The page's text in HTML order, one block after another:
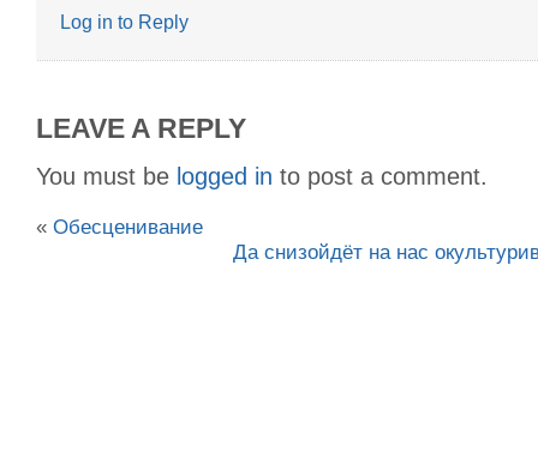
Log in to Reply
LEAVE A REPLY
You must be logged in to post a comment.
« Обесценивание
Да снизойдёт на нас